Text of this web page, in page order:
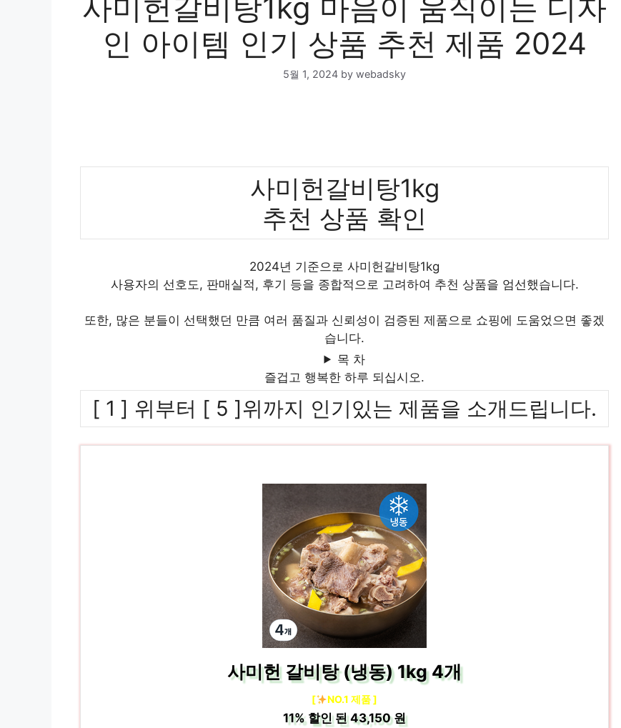
사미헌갈비탕1kg 마음이 움직이는 디자
인 아이템 인기 상품 추천 제품 2024
5월 1, 2024 by webadsky
사미헌갈비탕1kg
추천 상품 확인
2024년 기준으로 사미헌갈비탕1kg
사용자의 선호도, 판매실적, 후기 등을 종합적으로 고려하여 추천 상품을 엄선했습니다.
또한, 많은 분들이 선택했던 만큼 여러 품질과 신뢰성이 검증된 제품으로 쇼핑에 도움었으면 좋겠
습니다.
목 차
즐겁고 행복한 하루 되십시오.
[ 1 ] 위부터 [ 5 ]위까지 인기있는 제품을 소개드립니다.
사미헌 갈비탕 (냉동) 1kg 4개
[ NO.1 제품 ]
11%할인 된43,150 원